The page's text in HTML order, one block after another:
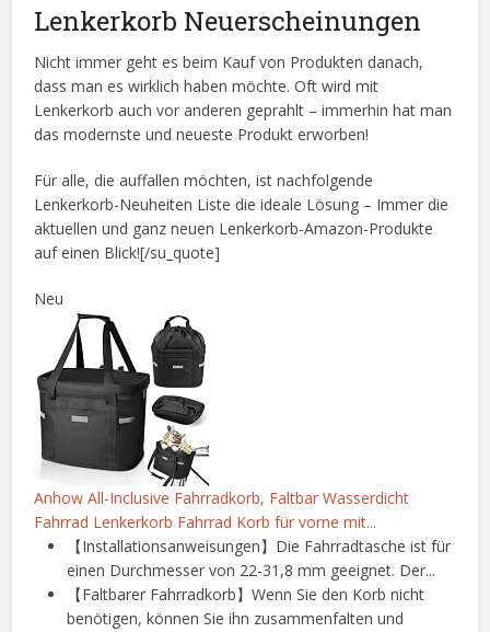
Lenkerkorb Neuerscheinungen
Nicht immer geht es beim Kauf von Produkten danach,
dass man es wirklich haben möchte. Oft wird mit
Lenkerkorb auch vor anderen geprahlt – immerhin hat man
das modernste und neueste Produkt erworben!
Für alle, die auffallen möchten, ist nachfolgende
Lenkerkorb-Neuheiten Liste die ideale Lösung – Immer die
aktuellen und ganz neuen Lenkerkorb-Amazon-Produkte
auf einen Blick![/su_quote]
Neu
Anhow All-Inclusive Fahrradkorb, Faltbar Wasserdicht
Fahrrad Lenkerkorb Fahrrad Korb für vorne mit...
【Installationsanweisungen】Die Fahrradtasche ist für
einen Durchmesser von 22-31,8 mm geeignet. Der...
【Faltbarer Fahrradkorb】Wenn Sie den Korb nicht
benötigen, können Sie ihn zusammenfalten und